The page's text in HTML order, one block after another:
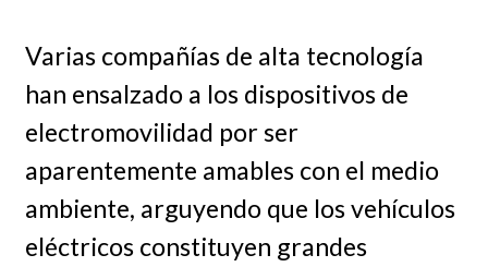
Varias compañías de alta tecnología
han ensalzado a los dispositivos de
electromovilidad por ser
aparentemente amables con el medio
ambiente, arguyendo que los vehículos
eléctricos constituyen grandes